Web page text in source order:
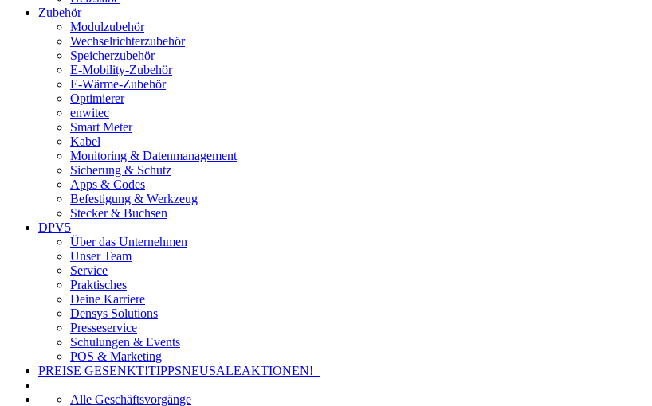
Zubehör
Modulzubehör
Wechselrichterzubehör
Speicherzubehör
E-Mobility-Zubehör
E-Wärme-Zubehör
Optimierer
enwitec
Smart Meter
Kabel
Monitoring & Datenmanagement
Sicherung & Schutz
Apps & Codes
Befestigung & Werkzeug
Stecker & Buchsen
DPV5
Über das Unternehmen
Unser Team
Service
Praktisches
Deine Karriere
Densys Solutions
Presseservice
Schulungen & Events
POS & Marketing
PREISE GESENKT!TIPPSNEUSALEAKTIONEN!
Alle Geschäftsvorgänge